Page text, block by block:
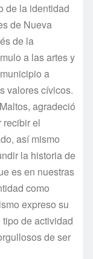
de la identidad
de Nueva
de la
a las artes y
a
valores cí­vicos.
agradeció
recibir el
así­ mismo
la historia de
es en nuestras
como
expreso su
de actividad
de ser